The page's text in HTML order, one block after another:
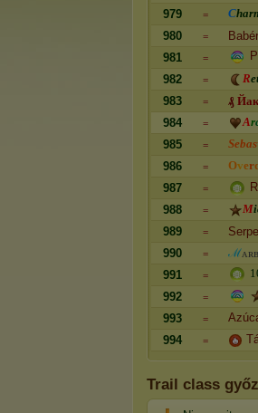
979
= Char
980
= Babér
981
=
982
= Re
983
= ₰ Йак
984
= Ar
985
= Sebas
986
= Over
987
=
988
= Mi
989
=
990
= ℳᴀʀʙ
991
= 1
992
=
993
=
994
=
Trail class